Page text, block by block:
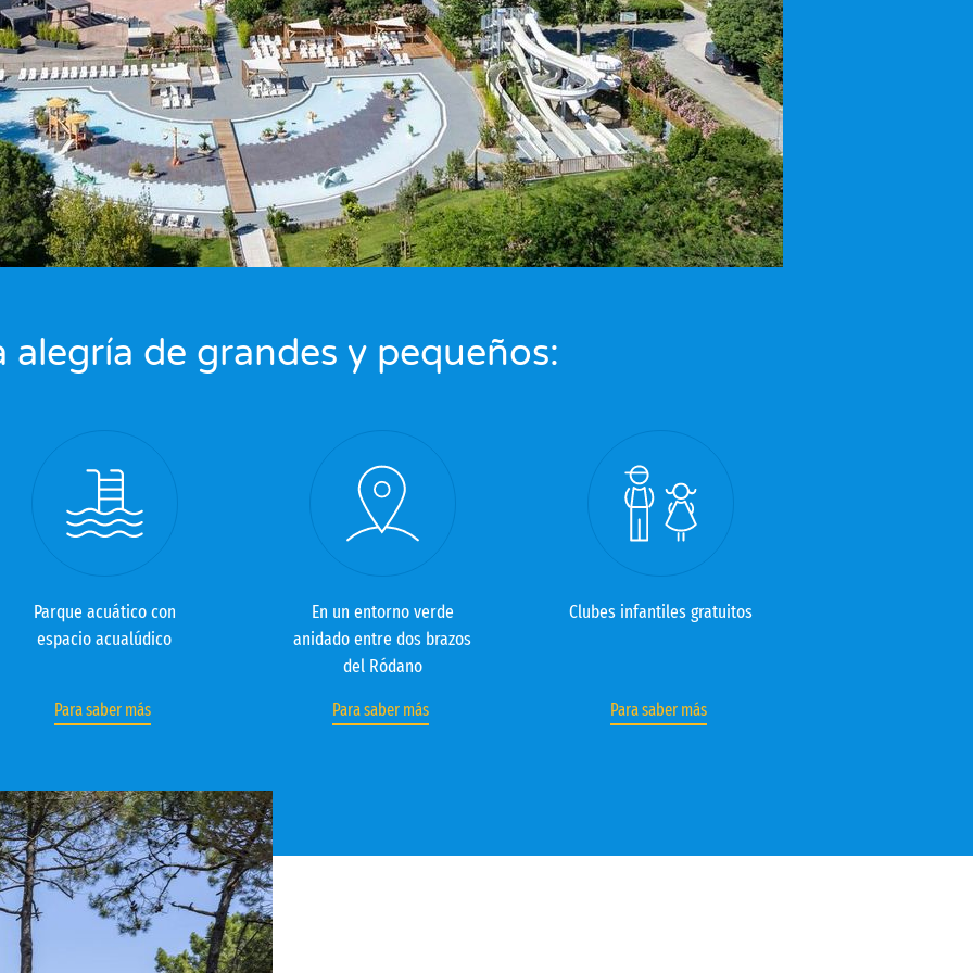
alegría de grandes y pequeños:
Parque acuático con
espacio acualúdico
Para saber más
En un entorno verde
anidado entre dos brazos
del Ródano
Para saber más
Clubes infantiles gratuitos
Para saber más